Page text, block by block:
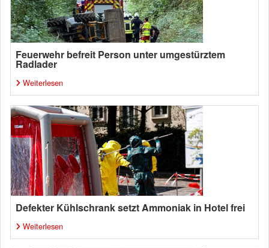
Feuerwehr befreit Person unter umgestürztem
Radlader
Weiterlesen
Defekter Kühlschrank setzt Ammoniak in Hotel frei
Weiterlesen